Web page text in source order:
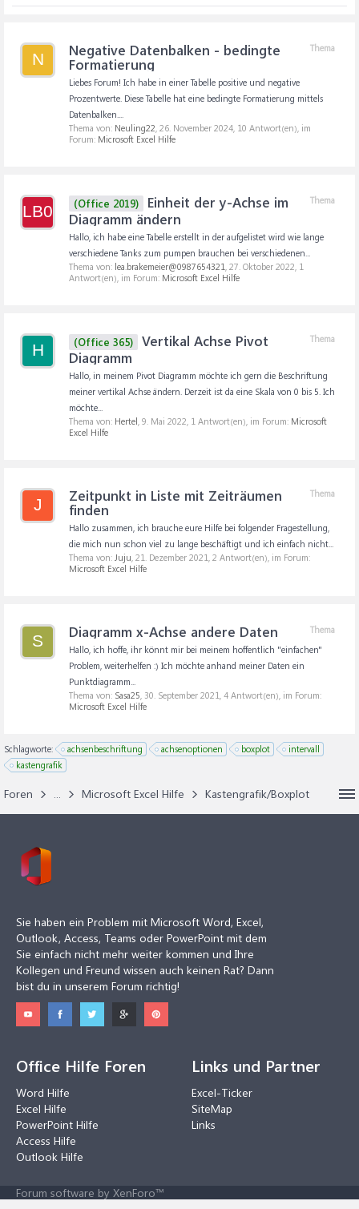
N
Thema
Negative Datenbalken - bedingte
Formatierung
Liebes Forum! Ich habe in einer Tabelle positive und negative
Prozentwerte. Diese Tabelle hat eine bedingte Formatierung mittels
Datenbalken....
Thema von: Neuling22, 26. November 2024, 10 Antwort(en), im
Forum: Microsoft Excel Hilfe
LB0
Thema
(Office 2019)
Einheit der y-Achse im
Diagramm ändern
Hallo, ich habe eine Tabelle erstellt in der aufgelistet wird wie lange
verschiedene Tanks zum pumpen brauchen bei verschiedenen...
Thema von: lea.brakemeier@0987654321, 27. Oktober 2022, 1
Antwort(en), im Forum: Microsoft Excel Hilfe
H
Thema
(Office 365)
Vertikal Achse Pivot
Diagramm
Hallo, in meinem Pivot Diagramm möchte ich gern die Beschriftung
meiner vertikal Achse ändern. Derzeit ist da eine Skala von 0 bis 5. Ich
möchte...
Thema von: Hertel, 9. Mai 2022, 1 Antwort(en), im Forum: Microsoft
Excel Hilfe
J
Thema
Zeitpunkt in Liste mit Zeiträumen
finden
Hallo zusammen, ich brauche eure Hilfe bei folgender Fragestellung,
die mich nun schon viel zu lange beschäftigt und ich einfach nicht...
Thema von: Juju, 21. Dezember 2021, 2 Antwort(en), im Forum:
Microsoft Excel Hilfe
S
Thema
Diagramm x-Achse andere Daten
Hallo, ich hoffe, ihr könnt mir bei meinem hoffentlich "einfachen"
Problem, weiterhelfen :) Ich möchte anhand meiner Daten ein
Punktdiagramm...
Thema von: Sasa25, 30. September 2021, 4 Antwort(en), im Forum:
Microsoft Excel Hilfe
Schlagworte: achsenbeschriftung achsenoptionen boxplot
intervall
kastengrafik
Foren ... Microsoft Excel Hilfe Kastengrafik/Boxplot
Sie haben ein Problem mit Microsoft Word, Excel,
Outlook, Access, Teams oder PowerPoint mit dem
Sie einfach nicht mehr weiter kommen und Ihre
Kollegen und Freund wissen auch keinen Rat? Dann
bist du in unserem Forum richtig!
Office Hilfe Foren
Word Hilfe
Excel Hilfe
PowerPoint Hilfe
Access Hilfe
Outlook Hilfe
Links und Partner
Excel-Ticker
SiteMap
Links
Forum software by XenForo™